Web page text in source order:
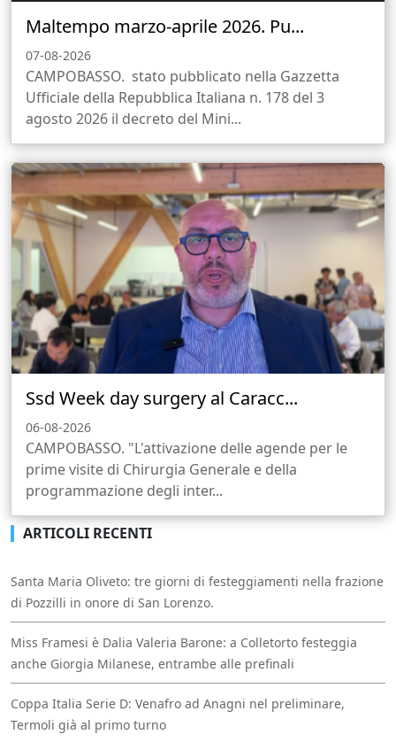
Maltempo marzo-aprile 2026. Pu...
07-08-2026
CAMPOBASSO. stato pubblicato nella Gazzetta
Ufficiale della Repubblica Italiana n. 178 del 3
agosto 2026 il decreto del Mini...
Ssd Week day surgery al Caracc...
06-08-2026
CAMPOBASSO. "L'attivazione delle agende per le
prime visite di Chirurgia Generale e della
programmazione degli inter...
ARTICOLI RECENTI
Santa Maria Oliveto: tre giorni di festeggiamenti nella frazione
di Pozzilli in onore di San Lorenzo.
Miss Framesi è Dalia Valeria Barone: a Colletorto festeggia
anche Giorgia Milanese, entrambe alle prefinali
Coppa Italia Serie D: Venafro ad Anagni nel preliminare,
Termoli già al primo turno